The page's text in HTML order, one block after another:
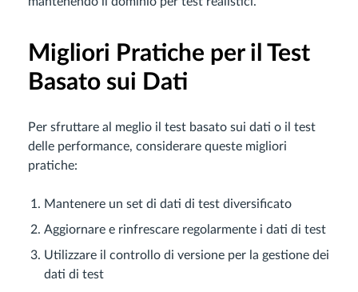
Migliori Pratiche per il Test
Basato sui Dati
Per sfruttare al meglio il test basato sui dati o il test
delle performance, considerare queste migliori
pratiche:
Mantenere un set di dati di test diversificato
Aggiornare e rinfrescare regolarmente i dati di test
Utilizzare il controllo di versione per la gestione dei
dati di test